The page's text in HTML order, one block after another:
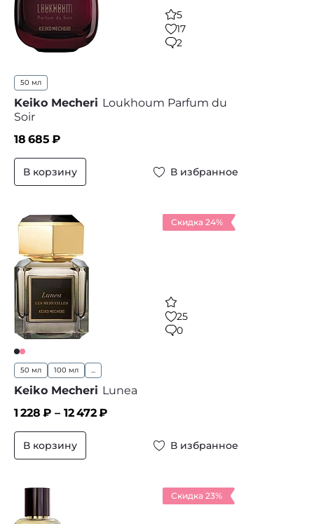
5
17
2
50 мл
Keiko Mecheri Loukhoum Parfum du
Soir
18 685 ₽
В корзину В избранное
Скидка 24%
25
0
50 мл 100 мл ...
Keiko Mecheri Lunea
1 228 ₽ – 12 472₽
В корзину В избранное
Скидка 23%